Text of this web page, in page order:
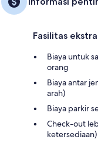
Fasilitas
Biaya untuk
orang
Biaya antar
arah)
Biaya parkir
Check-out
ketersediaan)